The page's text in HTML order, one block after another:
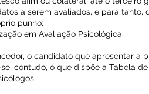
a serem avaliados, e para tanto,
punho;
em Avaliação Psicológica;
o candidato que apresentar a
contudo, o que dispõe a Tabela